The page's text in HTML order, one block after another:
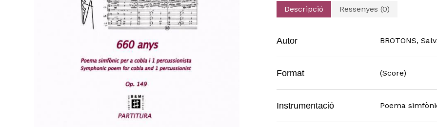
Descripció Ressenyes (0)
Autor BROTONS,
Format (Score)
Instrumentació Poema